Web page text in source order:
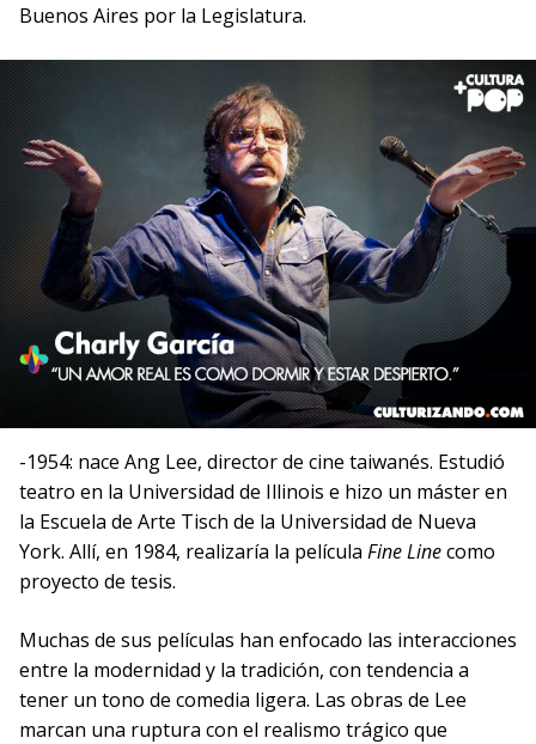
Buenos Aires por la Legislatura.
-1954: nace Ang Lee, director de cine taiwanés. Estudió
teatro en la Universidad de Illinois e hizo un máster en
la Escuela de Arte Tisch de la Universidad de Nueva
York. Allí, en 1984, realizaría la película Fine Linecomo
proyecto de tesis.
Muchas de sus películas han enfocado las interacciones
entre la modernidad y la tradición, con tendencia a
tener un tono de comedia ligera. Las obras de Lee
marcan una ruptura con el realismo trágico que